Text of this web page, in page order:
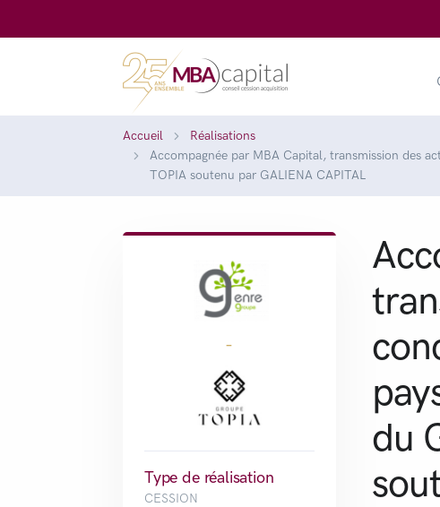
Accueil
Réalisations
Accompagnée par MBA Capital, transmission des
TOPIA soutenu par GALIENA CAPITAL
-
Type de réalisation
CESSION
du